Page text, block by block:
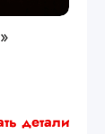
детали